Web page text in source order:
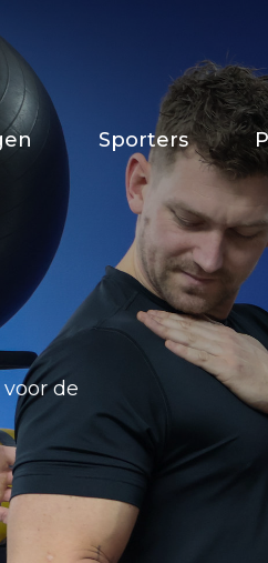
Sporters
de